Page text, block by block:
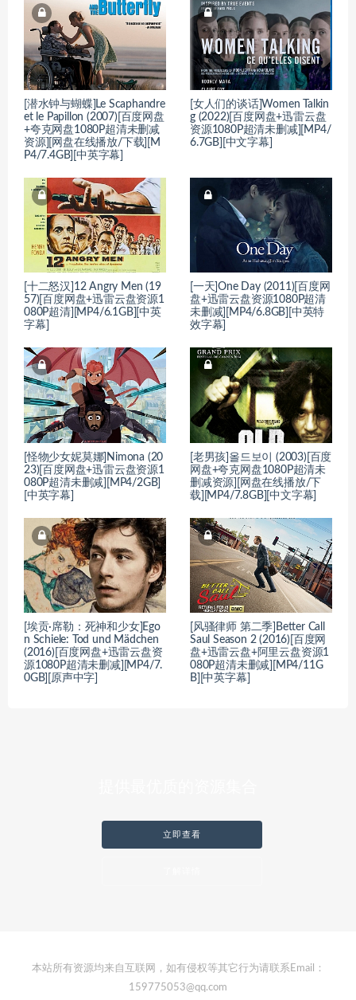
[潜水钟与蝴蝶]Le Scaphandre
et le Papillon (2007)[百度网盘
+夸克网盘1080P超清未删减
资源][网盘在线播放/下载][M
P4/7.4GB][中英字幕]
[女人们的谈话]Women Talkin
g (2022)[百度网盘+迅雷云盘
资源1080P超清未删减][MP4/
6.7GB][中文字幕]
[十二怒汉]12 Angry Men (19
57)[百度网盘+迅雷云盘资源1
080P超清][MP4/6.1GB][中英
字幕]
[一天]One Day (2011)[百度网
盘+迅雷云盘资源1080P超清
未删减][MP4/6.8GB][中英特
效字幕]
[怪物少女妮莫娜]Nimona (20
23)[百度网盘+迅雷云盘资源1
080P超清未删减][MP4/2GB]
[中英字幕]
[老男孩]올드보이 (2003)[百度
网盘+夸克网盘1080P超清未
删减资源][网盘在线播放/下
载][MP4/7.8GB][中文字幕]
[埃贡·席勒：死神和少女]Ego
n Schiele: Tod und Mädchen
(2016)[百度网盘+迅雷云盘资
源1080P超清未删减][MP4/7.
0GB][原声中字]
[风骚律师 第二季]Better Call
Saul Season 2 (2016)[百度网
盘+迅雷云盘+阿里云盘资源1
080P超清未删减][MP4/11G
B][中英字幕]
立即查看
本站所有资源均来自互联网，如有侵权等其它行为请联系Email：
159775053@qq.com